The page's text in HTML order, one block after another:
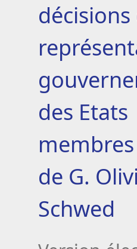
décisions
des Etats
de G.
Schwed